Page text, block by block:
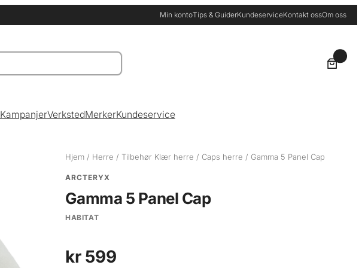
Min kontoTips & GuiderKundeserviceKontakt ossOm oss
KampanjerVerkstedMerkerKundeservice
Hjem / Herre / Tilbehør Klær herre / Caps herre / Gamma 5 Panel Cap
ARCTERYX
Gamma 5 Panel Cap
HABITAT
kr599